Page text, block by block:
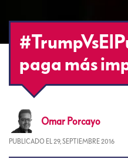
paga más
Omar Porcayo
PUBLICADO EL 29, SEPTIEMBRE 2016